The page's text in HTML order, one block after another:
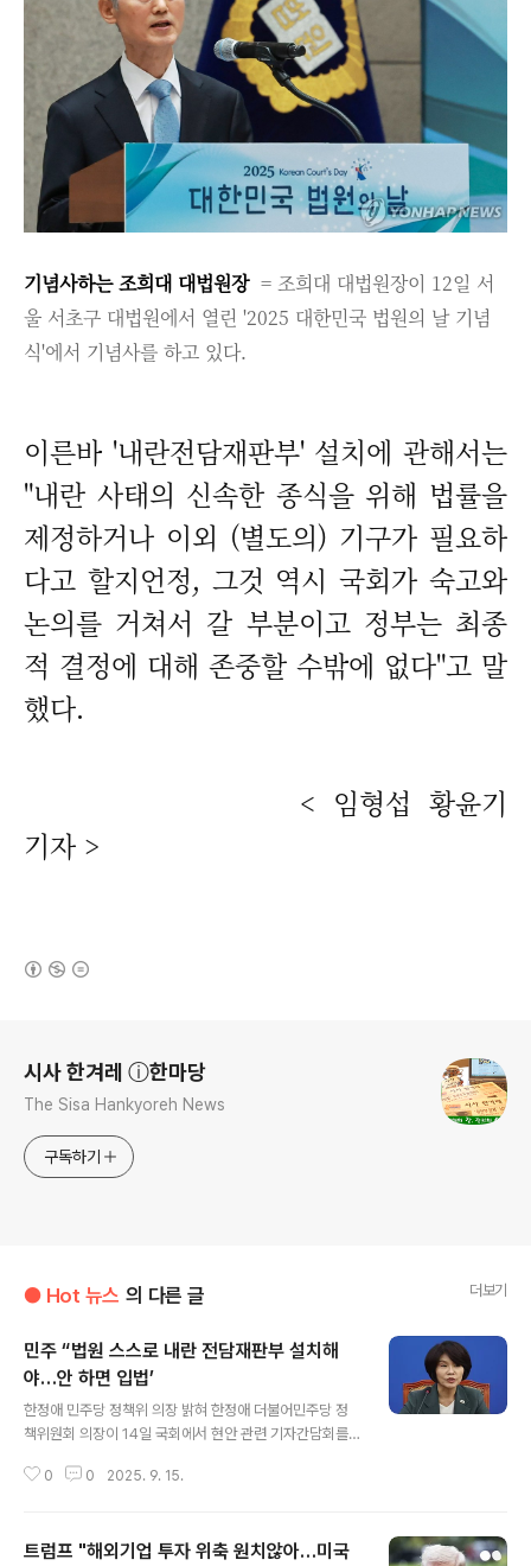
기념사하는 조희대 대법원장 = 조희대 대법원장이 12일 서
울 서초구 대법원에서 열린 '2025 대한민국 법원의 날 기념
식'에서 기념사를 하고 있다.
이른바 '내란전담재판부' 설치에 관해서는
"내란 사태의 신속한 종식을 위해 법률을
제정하거나 이외 (별도의) 기구가 필요하
다고 할지언정, 그것 역시 국회가 숙고와
논의를 거쳐서 갈 부분이고 정부는 최종
적 결정에 대해 존중할 수밖에 없다"고 말
했다.
< 임형섭 황윤기
기자 >
시사 한겨레 ⓘ한마당
The Sisa Hankyoreh News
구독하기
● Hot 뉴스 의 다른 글 더보기
민주 “법원 스스로 내란 전담재판부 설치해
야…안 하면 입법’
한정애 민주당 정책위 의장 밝혀 한정애 더불어민주당 정
책위원회 의장이 14일 국회에서 현안 관련 기자간담회를
판과 관련해 “사안의 중대성을 고려해 빠른 시간 안에 재판
이 없다면 전담재판부 설치를 위한 입법 조처에 나서겠다
0 0 2025. 9. 15.
트럼프 "해외기업 투자 위축 원치않아…미국